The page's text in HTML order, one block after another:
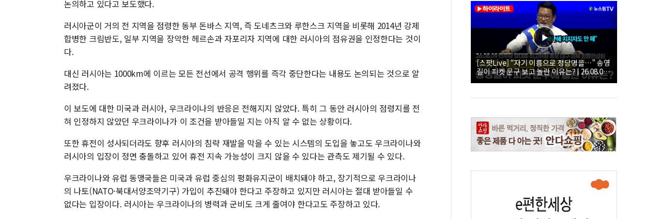
논의하고 있다고 보도했다.
러시아군이 거의 전 지역을 점령한 동부 돈바스 지역, 즉 도네츠크와 루한스크 지역을 비롯해 2014년 강제
합병한 크림반도, 일부 지역을 장악한 헤르손과 자포리자 지역에 대한 러시아의 점유권을 인정한다는 것이
다.
대신 러시아는 1000km에 이르는 모든 전선에서 공격 행위를 즉각 중단한다는 내용도 논의되는 것으로 알
려졌다.
이 보도에 대한 미국과 러시아, 우크라이나의 반응은 전해지지 않았다. 특히 그 동안 러시아의 점령지를 전
혀 인정하지 않았던 우크라이나가 이 조건을 받아들일 지는 아직 알 수 없는 상황이다.
또한 휴전이 성사되더라도 향후 러시아의 침략 재발을 막을 수 있는 시스템의 도입을 놓고도 우크라이나와
러시아의 입장이 정면 충돌하고 있어 휴전 지속 가능성이 크지 않을 수 있다는 관측도 제기될 수 있다.
우크라이나와 유럽 동맹국들은 미국과 유럽 중심의 평화유지군이 배치돼야 하고, 장기적으로 우크라이나
의 나토(NATO·북대서양조약기구) 가입이 추진돼야 한다고 주장하고 있지만 러시아는 절대 받아들일 수
없다는 입장이다. 러시아는 우크라이나의 병력과 군비도 크게 줄여야 한다고도 주장하고 있다.
[스팟Live] “자기 이름으로 정당명을…” 송영
길이 피켓 문구 보고 놀란 이유는? | 26.08.09
더불어민주당 당대표·최고위원 후보 대구·경